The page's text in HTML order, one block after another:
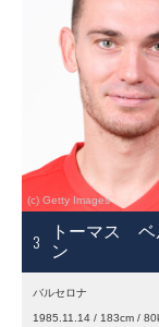
3
トーマス ベ
ン
バルセロナ
1985.11.14 / 183cm /